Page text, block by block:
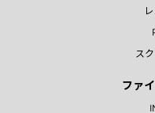
ス
ファ